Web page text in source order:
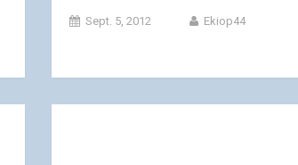
Sept. 5, 2012 Ekiop44